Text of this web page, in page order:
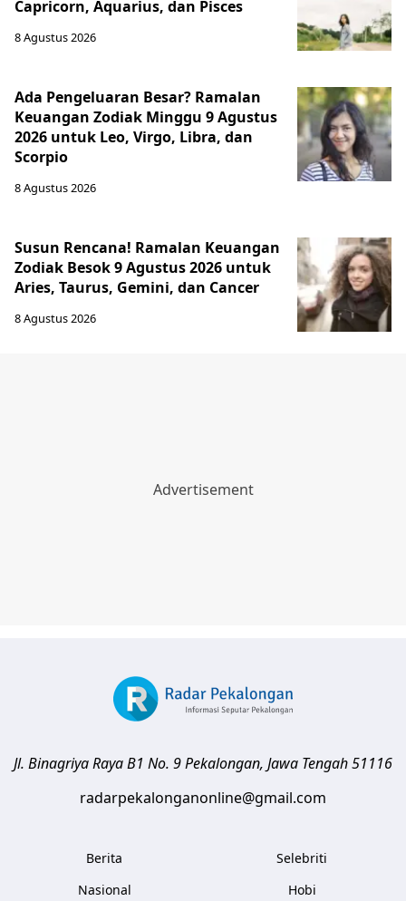
Capricorn, Aquarius, dan Pisces
8 Agustus 2026
Ada Pengeluaran Besar? Ramalan
Keuangan Zodiak Minggu 9 Agustus
2026 untuk Leo, Virgo, Libra, dan
Scorpio
8 Agustus 2026
Susun Rencana! Ramalan Keuangan
Zodiak Besok 9 Agustus 2026 untuk
Aries, Taurus, Gemini, dan Cancer
8 Agustus 2026
Jl. Binagriya Raya B1 No. 9Pekalongan, Jawa Tengah51116
radarpekalonganonline@gmail.com
Berita
Nasional
Selebriti
Hobi